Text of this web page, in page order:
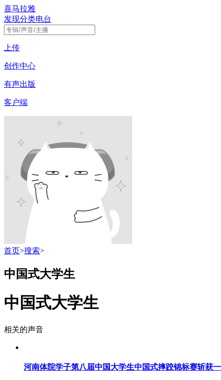
喜马拉雅
发现分类电台
上传
创作中心
有声出版
客户端
首页>搜索>
中国式大学生
中国式大学生
相关的声音
河南体院学子第八届中国大学生中国式摔跤锦标赛斩获